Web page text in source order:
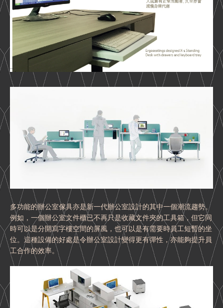
多功能的辦公室傢具亦是新一代辦公室設計的其中一個潮流趨勢。
例如，一個辦公室文件櫃已不再只是收藏文件夾的工具箱，但它同
時可以是分開寫字樓空間的屏風，也可以是有需要時員工短暫的坐
位。這種設備的好處是令辦公室設計變得更有彈性，亦能夠提升員
工合作的效率。